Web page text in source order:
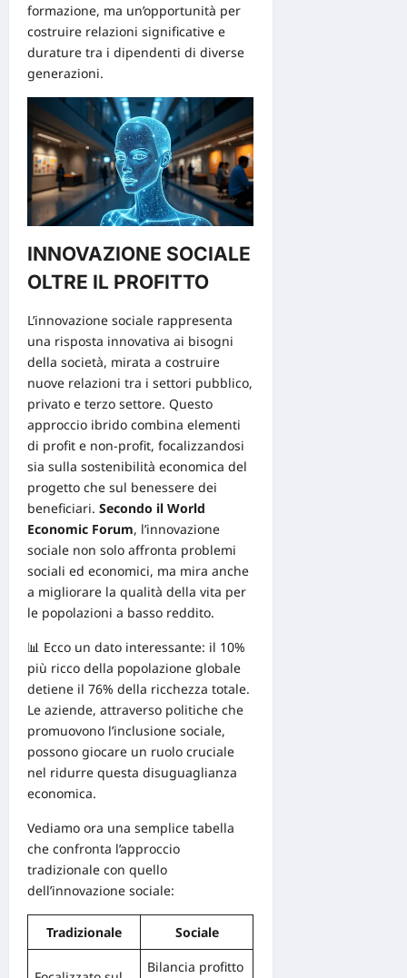
formazione, ma un’opportunità per
costruire relazioni significative e
durature tra i dipendenti di diverse
generazioni.
INNOVAZIONE SOCIALE
OLTRE IL PROFITTO
L’innovazione sociale rappresenta
una risposta innovativa ai bisogni
della società, mirata a costruire
nuove relazioni tra i settori pubblico,
privato e terzo settore. Questo
approccio ibrido combina elementi
di profit e non-profit, focalizzandosi
sia sulla sostenibilità economica del
progetto che sul benessere dei
beneficiari. Secondo il World
Economic Forum, l’innovazione
sociale non solo affronta problemi
sociali ed economici, ma mira anche
a migliorare la qualità della vita per
le popolazioni a basso reddito.
📊 Ecco un dato interessante: il 10%
più ricco della popolazione globale
detiene il 76% della ricchezza totale.
Le aziende, attraverso politiche che
promuovono l’inclusione sociale,
possono giocare un ruolo cruciale
nel ridurre questa disuguaglianza
economica.
Vediamo ora una semplice tabella
che confronta l’approccio
tradizionale con quello
dell’innovazione sociale:
Tradizionale Sociale
Bilancia profitto